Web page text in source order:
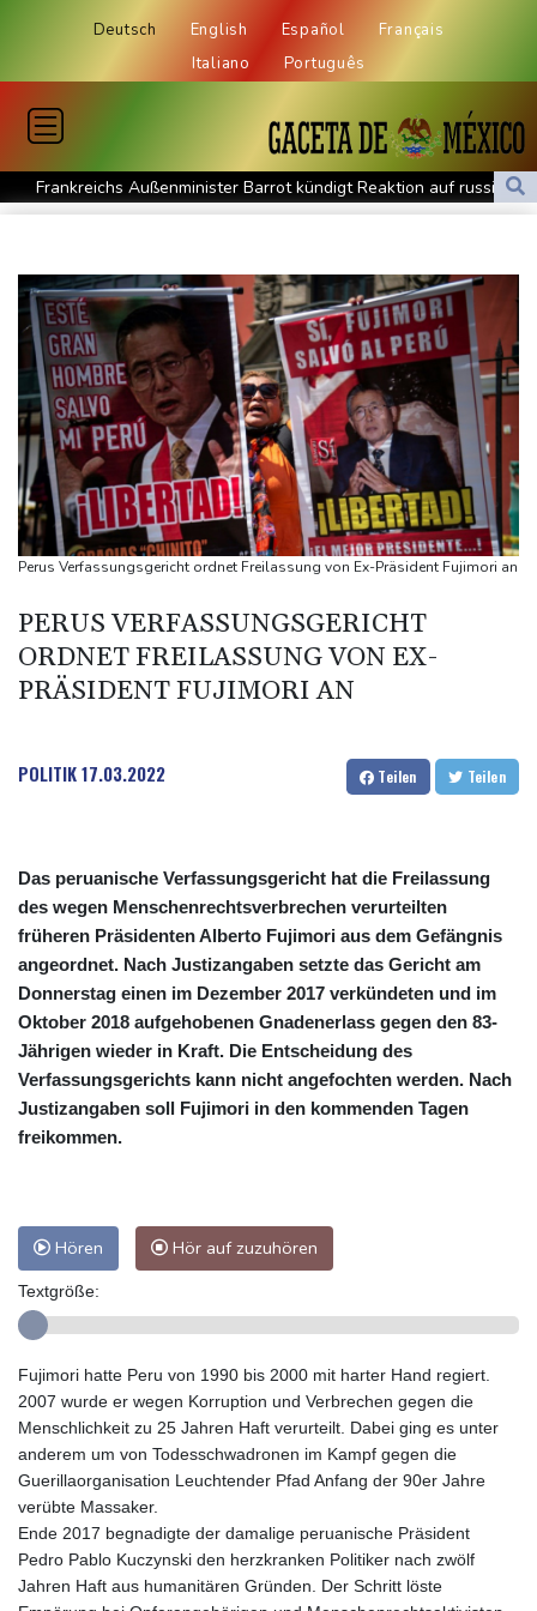
Deutsch English Español
Français
Italiano
Português
Frankreichs Außenminister Barrot kündigt Reaktion auf russische
Wahlkampf-Einmischung an
KI vorschlagen
Norwegens Fußball-Verband fordert Infantinos Rücktritt
Verurteilte Linksextremistin: Bundesgerichtshof bestätigt
Beugehaft für Lina E.
Verweigerter Dopingtest: NADA will Vierjahressperre für Ansah
Medien: Türkischer Präsident Erdogan zu Dreiergipfel in Saudi-
Arabien eingetroffen
Deutsche Industrieproduktion zeigt sich widerstandsfähig -
Rekordstand bei Exporten
Anhaltende Trockenheit: Rheinpegel bei Düsseldorf auf
historischem Tief
Urteil: Nähe zu Muslimbruderschaft kann Verbeamtung
Perus Verfassungsgericht ordnet Freilassung von Ex-Präsident Fujimori an
PERUS VERFASSUNGSGERICHT
ORDNET FREILASSUNG VON EX-
PRÄSIDENT FUJIMORI AN
POLITIK17.03.2022 Teilen Teilen
Das peruanische Verfassungsgericht hat die Freilassung
des wegen Menschenrechtsverbrechen verurteilten
früheren Präsidenten Alberto Fujimori aus dem Gefängnis
angeordnet. Nach Justizangaben setzte das Gericht am
Donnerstag einen im Dezember 2017 verkündeten und im
Oktober 2018 aufgehobenen Gnadenerlass gegen den 83-
Jährigen wieder in Kraft. Die Entscheidung des
Verfassungsgerichts kann nicht angefochten werden. Nach
Justizangaben soll Fujimori in den kommenden Tagen
freikommen.
Hören Hör auf zuzuhören
Textgröße:
Fujimori hatte Peru von 1990 bis 2000 mit harter Hand regiert.
2007 wurde er wegen Korruption und Verbrechen gegen die
Menschlichkeit zu 25 Jahren Haft verurteilt. Dabei ging es unter
anderem um von Todesschwadronen im Kampf gegen die
Guerillaorganisation Leuchtender Pfad Anfang der 90er Jahre
verübte Massaker.
Ende 2017 begnadigte der damalige peruanische Präsident
Pedro Pablo Kuczynski den herzkranken Politiker nach zwölf
Jahren Haft aus humanitären Gründen. Der Schritt löste